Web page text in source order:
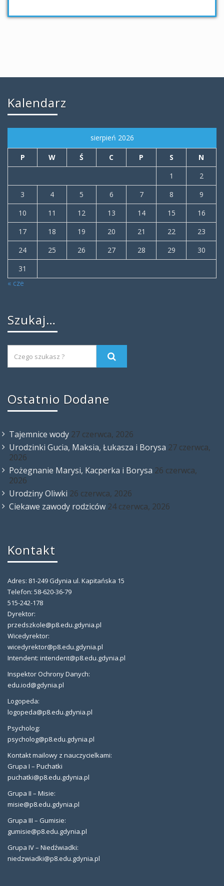
Kalendarz
sierpień 2026
P W Ś C P S
N
1
2
3
4 5 6 7 8
9
10
11 12 13 14 15
16
17
18 19 20 21 22
23
24
25 26 27 28 29
30
31
« cze
Szukaj…
Ostatnio Dodane
Tajemnice wody 27 czerwca, 2026
Urodzinki Gucia, Maksia, Łukasza i Borysa 27 czerwca,
2026
Pożegnanie Marysi, Kacperka i Borysa 26 czerwca,
2026
Urodziny Oliwki 26 czerwca, 2026
Ciekawe zawody rodziców 24 czerwca, 2026
Kontakt
Adres: 81-249 Gdynia ul. Kapitańska 15
Telefon: 58-620-36-79
515-242-178
Dyrektor:
przedszkole@p8.edu.gdynia.pl
Wicedyrektor:
wicedyrektor@p8.edu.gdynia.pl
Intendent: intendent@p8.edu.gdynia.pl
Inspektor Ochrony Danych:
edu.iod@gdynia.pl
Logopeda:
logopeda@p8.edu.gdynia.pl
Psycholog:
psycholog@p8.edu.gdynia.pl
Kontakt mailowy z nauczycielkami:
Grupa I – Puchatki
puchatki@p8.edu.gdynia.pl
Grupa II – Misie:
misie@p8.edu.gdynia.pl
Grupa III – Gumisie:
gumisie@p8.edu.gdynia.pl
Grupa IV – Niedźwiadki:
niedzwiadki@p8.edu.gdynia.pl